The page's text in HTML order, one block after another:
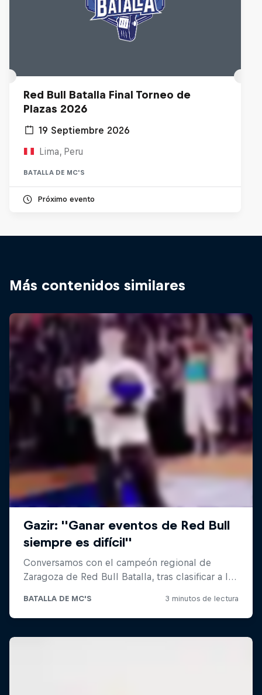
Red Bull Batalla Final Torneo de
Plazas 2026
19 Septiembre 2026
Lima, Peru
BATALLA DE MC'S
Próximo evento
Más contenidos similares